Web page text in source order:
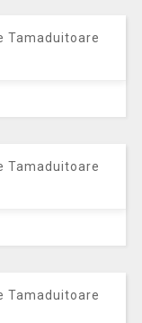
Tamaduitoare
Tamaduitoare
Tamaduitoare